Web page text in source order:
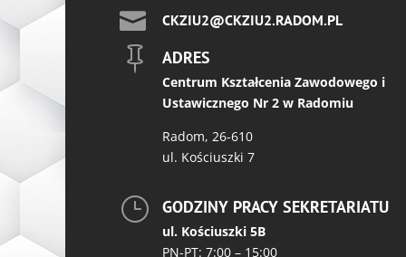
 CKZIU2@CKZIU2.RADOM.PL
 ADRES
Centrum Kształcenia Zawodowego i
Ustawicznego Nr 2 w Radomiu
Radom, 26-610
ul. Kościuszki 7
} GODZINY PRACY SEKRETARIATU
ul. Kościuszki 5B
PN-PT: 7:00 – 15:00